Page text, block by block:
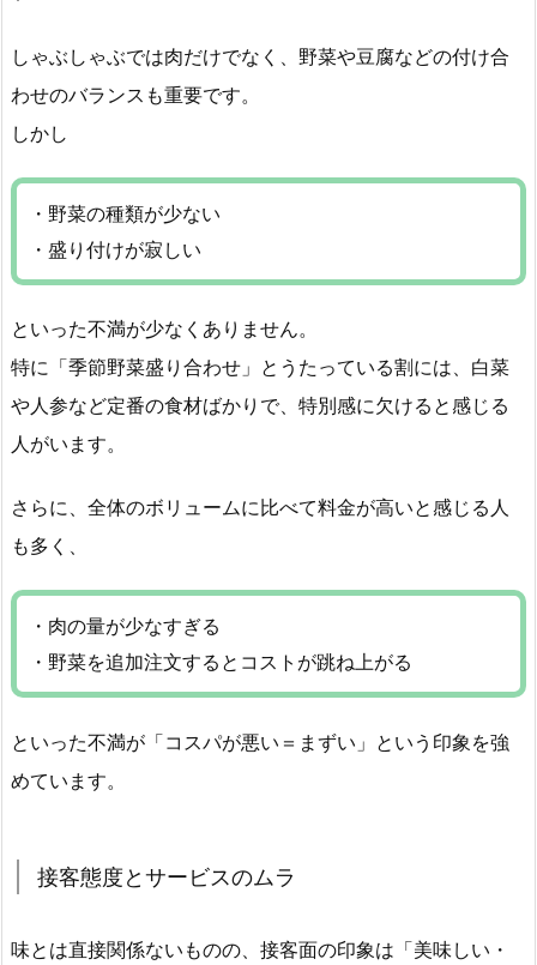
しゃぶしゃぶでは肉だけでなく、野菜や豆腐などの付け合
わせのバランスも重要です。
しかし
・野菜の種類が少ない
・盛り付けが寂しい
といった不満が少なくありません。
特に「季節野菜盛り合わせ」とうたっている割には、白菜
や人参など定番の食材ばかりで、特別感に欠けると感じる
人がいます。
さらに、全体のボリュームに比べて料金が高いと感じる人
も多く、
・肉の量が少なすぎる
・野菜を追加注文するとコストが跳ね上がる
といった不満が「コスパが悪い＝まずい」という印象を強
めています。
接客態度とサービスのムラ
味とは直接関係ないものの、接客面の印象は「美味しい・